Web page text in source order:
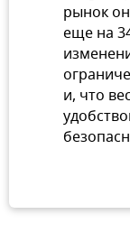
рынок
еще на
и, что